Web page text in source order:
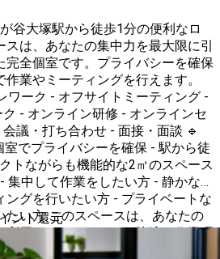
は、あなたの集中力を最大限に引
完全個室です。プライバシーを確保
業やミーティングを行えます。
ワーク - オフサイトミーティング -
- オンライン研修 - オンラインセ
議・打ち合わせ - 面接・面談 🔹
でプライバシーを確保 - 駅から徒
トながらも機能的な2㎡のスペース
集中して作業をしたい方 - 静かな環
ングを行いたい方 - プライベートな
は、あなたの
利用できます。ぜひ、快適な作業環
！
ント還元